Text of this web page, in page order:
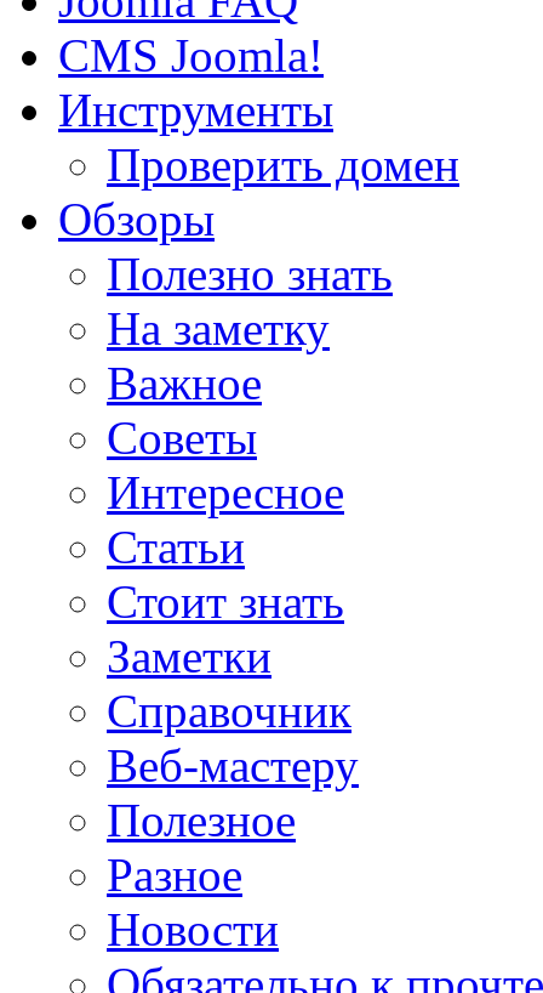
CMS Joomla!
Инструменты
Проверить домен
Обзоры
Полезно знать
На заметку
Важное
Советы
Интересное
Статьи
Стоит знать
Заметки
Справочник
Веб-мастеру
Полезное
Разное
Новости